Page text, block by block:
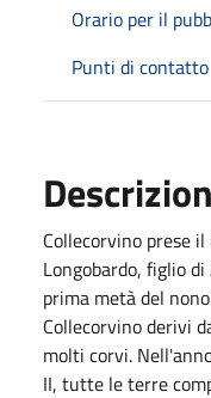
Orario per il
Punti di contatto
Collecorvino prese
Longobardo, figlio
prima metà del
Collecorvino derivi
molti corvi.
II, tutte le terre